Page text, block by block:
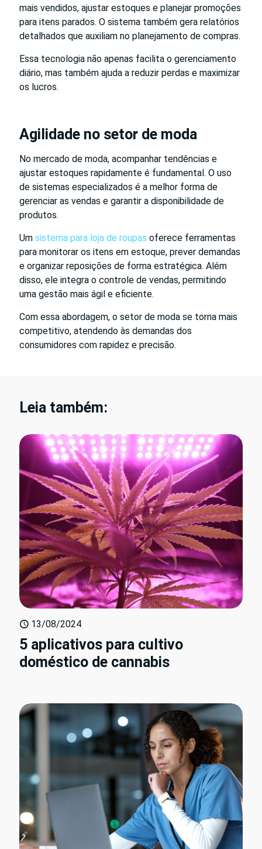
mais vendidos, ajustar estoques e planejar promoções
para itens parados. O sistema também gera relatórios
detalhados que auxiliam no planejamento de compras.
Essa tecnologia não apenas facilita o gerenciamento
diário, mas também ajuda a reduzir perdas e maximizar
os lucros.
Agilidade no setor de moda
No mercado de moda, acompanhar tendências e
ajustar estoques rapidamente é fundamental. O uso
de sistemas especializados é a melhor forma de
gerenciar as vendas e garantir a disponibilidade de
produtos.
Um sistema para loja de roupas oferece ferramentas
para monitorar os itens em estoque, prever demandas
e organizar reposições de forma estratégica. Além
disso, ele integra o controle de vendas, permitindo
uma gestão mais ágil e eficiente.
Com essa abordagem, o setor de moda se torna mais
competitivo, atendendo às demandas dos
consumidores com rapidez e precisão.
Leia também:
13/08/2024
5 aplicativos para cultivo
doméstico de cannabis